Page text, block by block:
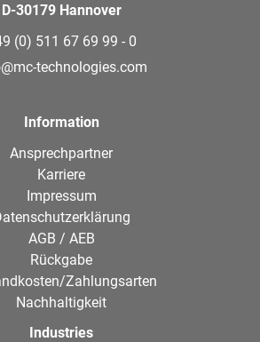
D-30179 Hannover
(0) 511 67 69 99 - 0
technologies.com
Information
Ansprechpartner
Karriere
Impressum
AGB / AEB
Rückgabe
Zahlungsarten
Nachhaltigkeit
Industries